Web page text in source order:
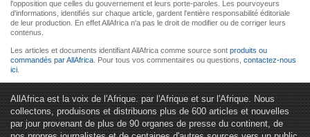
l'opposition que celles du gouvernement et leurs porte-paroles. Les pourvoyeurs
d'informations, identifiés sur chaque article, gardent l'entière responsabilité éditoriale
de leur production. En effet AllAfrica n'a pas le droit de modifier ou de corriger leurs
contenus.
Les articles et documents identifiant AllAfrica comme source sont produits ou
commandés par AllAfrica . Pour tous vos commentaires ou questions, contactez-nous
ici
AllAfrica est la voix de l'Afrique. par l'Afrique et sur l'Afrique. Nous
collectons, produisons et distribuons plus de 600 articles et nouvelles
par jour provenant de plus de 90 organes de presse du continent, de